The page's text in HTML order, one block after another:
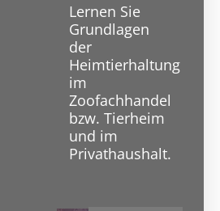
Lernen Sie
Grundlagen
der
Heimtierhaltung
im
Zoofachhandel
bzw. Tierheim
und im
Privathaushalt.